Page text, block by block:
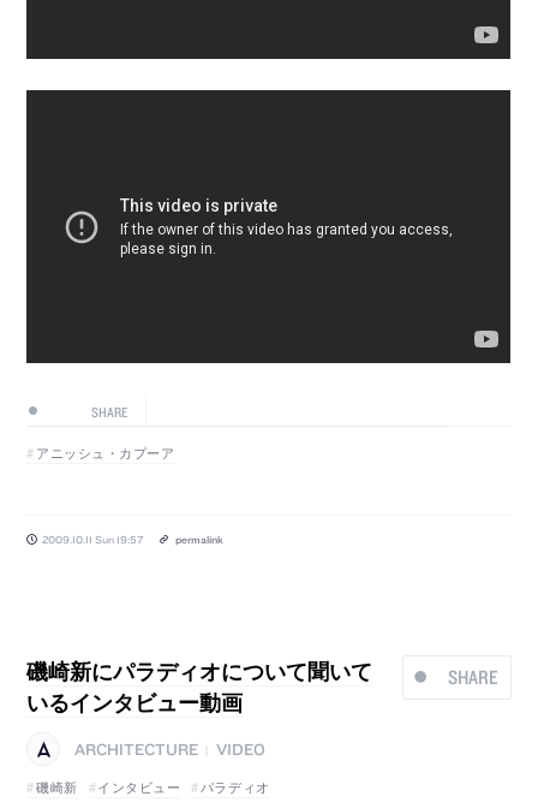
SHARE
アニッシュ・カプーア
2009.10.11 Sun 19:57 permalink
SHARE
磯崎新にパラディオについて聞いて
いるインタビュー動画
ARCHITECTURE
VIDEO
磯崎新
インタビュー パラディオ